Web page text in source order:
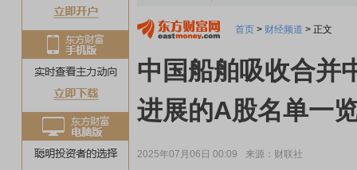
首页 > 财经频道 > 正文
中国船舶吸收合并
进展的A股名单一
2025年07月06日 00:09 来源：财联社